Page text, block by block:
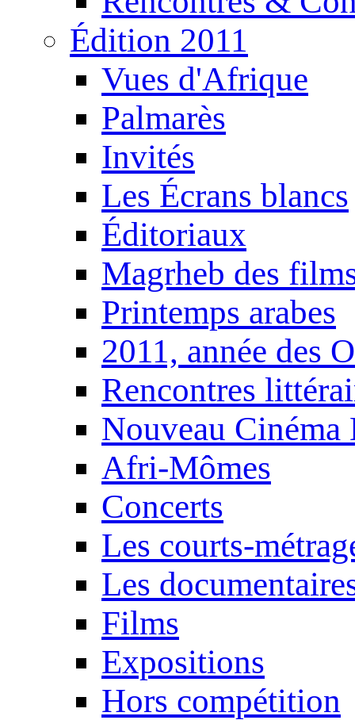
Édition 2011
Vues d'Afrique
Palmarès
Invités
Les Écrans blancs
Éditoriaux
Magrheb des
Printemps arabes
2011, année des
Rencontres
Nouveau Cinéma
Afri-Mômes
Concerts
Les courts-
Les
Films
Expositions
Hors compétition